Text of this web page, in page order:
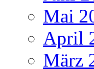
Mai
April
März